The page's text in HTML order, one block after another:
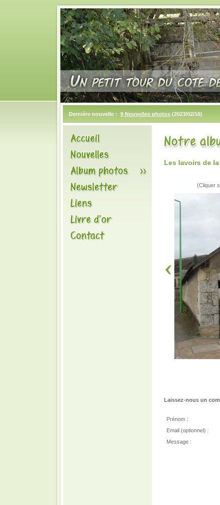
Dernière nouvelle : 9 Nouvelles photos (2023/02/16)
Les lavoirs de
(Cliquer
Laissez-nous un
Prénom :
Email (optionnel) :
Message :